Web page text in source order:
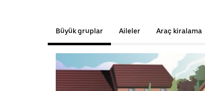
Büyük gruplar Aileler Araç kiralama